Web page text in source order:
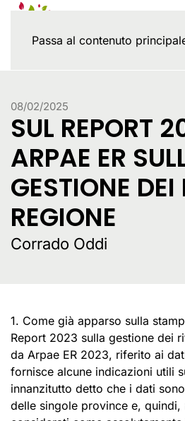
Passa al contenuto
08/02/2025
SUL REPORT
ARPAE ER
GESTIONE
REGIONE
Corrado Oddi
1. Come già apparso sulla
Report 2023 sulla gestione dei
da Arpae ER 2023, riferito ai
fornisce alcune indicazioni utili
innanzitutto detto che i dati
delle singole province e, quindi,